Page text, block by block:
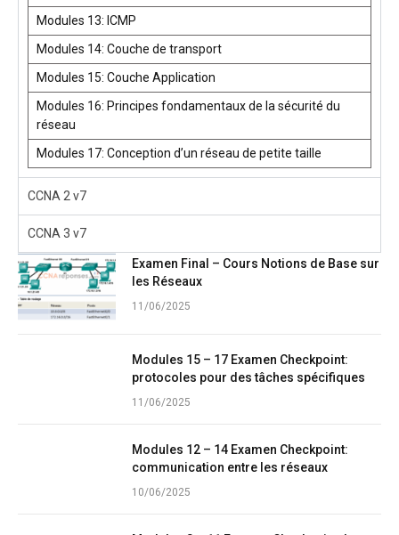
Modules 13: ICMP
Modules 14: Couche de transport
Modules 15: Couche Application
Modules 16: Principes fondamentaux de la sécurité du
réseau
Modules 17: Conception d’un réseau de petite taille
CCNA 2 v7
CCNA 3 v7
Examen Final – Cours Notions de Base sur
les Réseaux
11/06/2025
Modules 15 – 17 Examen Checkpoint:
protocoles pour des tâches spécifiques
11/06/2025
Modules 12 – 14 Examen Checkpoint:
communication entre les réseaux
10/06/2025